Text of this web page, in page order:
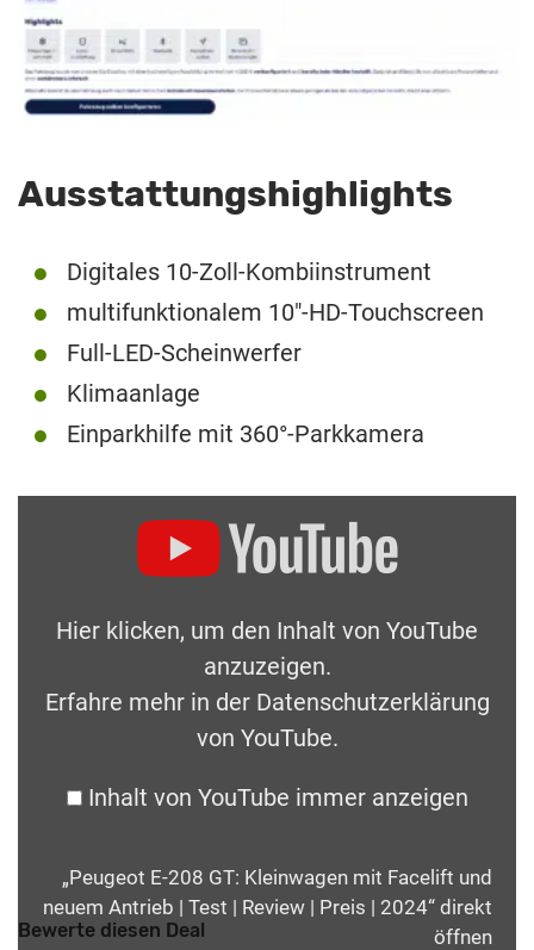
Ausstattungshighlights
Digitales 10-Zoll-Kombiinstrument
multifunktionalem 10″-HD-Touchscreen
Full-LED-Scheinwerfer
Klimaanlage
Einparkhilfe mit 360°-Parkkamera
Hier klicken, um den Inhalt von YouTube
anzuzeigen.
Erfahre mehr in der Datenschutzerklärung
von YouTube.
Inhalt von YouTube immer anzeigen
„Peugeot E-208 GT: Kleinwagen mit Facelift und
neuem Antrieb | Test | Review | Preis | 2024“ direkt
öffnen
Bewerte diesen Deal